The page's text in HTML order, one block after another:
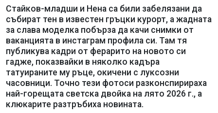
Стайков-младши и Нена са били забелязани да
събират тен в известен гръцки курорт, а жадната
за слава моделка побърза да качи снимки от
ваканцията в инстаграм профила си. Там тя
публикува кадри от ферарито на новото си
гадже, показвайки в няколко кадъра
татуираните му ръце, окичени с луксозни
часовници. Точно тези фотоси разконспирираха
най-горещата светска двойка на лято 2026 г., а
клюкарите разтръбиха новината.